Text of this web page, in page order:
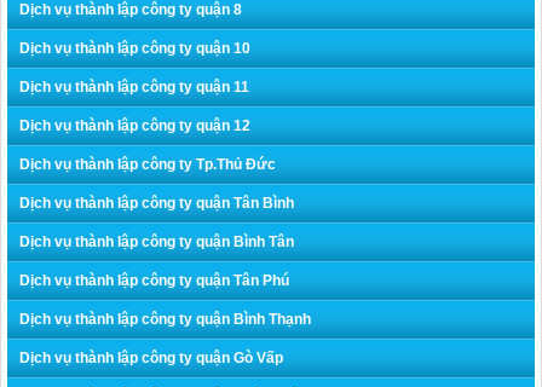
Dịch vụ thành lập công ty quận 8
Dịch vụ thành lập công ty quận 10
Dịch vụ thành lập công ty quận 11
Dịch vụ thành lập công ty quận 12
Dịch vụ thành lập công ty Tp.Thủ Đức
Dịch vụ thành lập công ty quận Tân Bình
Dịch vụ thành lập công ty quận Bình Tân
Dịch vụ thành lập công ty quận Tân Phú
Dịch vụ thành lập công ty quận Bình Thạnh
Dịch vụ thành lập công ty quận Gò Vấp